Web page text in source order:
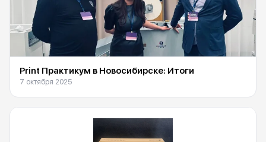
Print Практикум в Новосибирске: Итоги
7 октября 2025